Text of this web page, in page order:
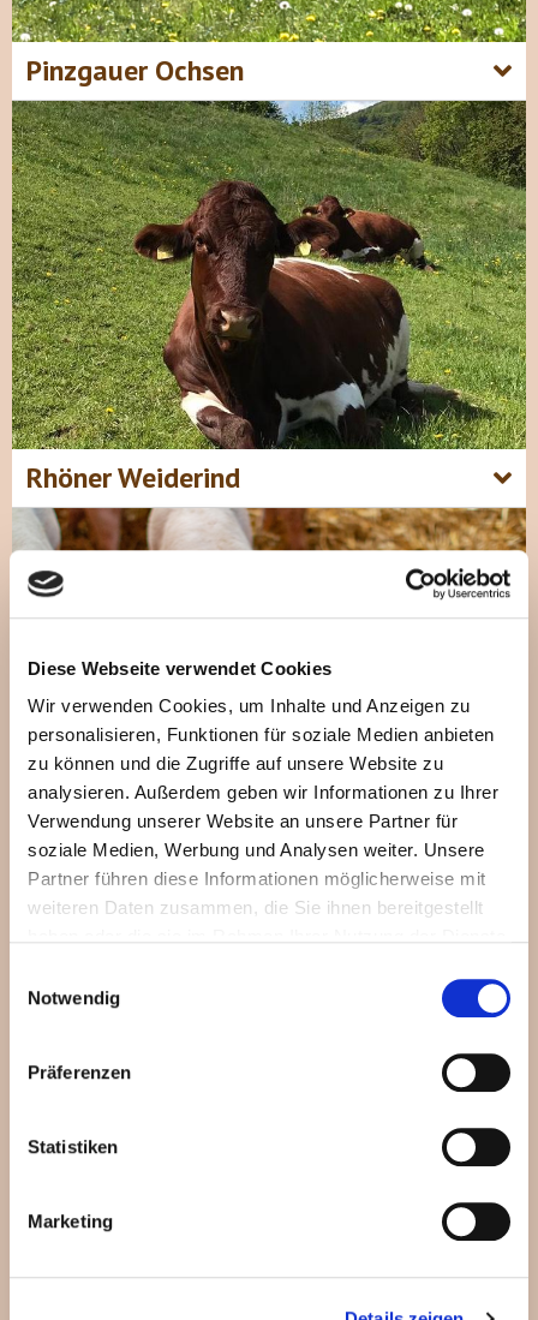
Diese Webseite verwendet Cookies
Wir verwenden Cookies, um Inhalte und Anzeigen zu
personalisieren, Funktionen für soziale Medien anbieten
zu können und die Zugriffe auf unsere Website zu
analysieren. Außerdem geben wir Informationen zu Ihrer
Verwendung unserer Website an unsere Partner für
soziale Medien, Werbung und Analysen weiter. Unsere
Partner führen diese Informationen möglicherweise mit
weiteren Daten zusammen, die Sie ihnen bereitgestellt
Notwendig
Präferenzen
Statistiken
Marketing
Pinzgauer Ochsen
Rhöner Weiderind
Strohschwein​